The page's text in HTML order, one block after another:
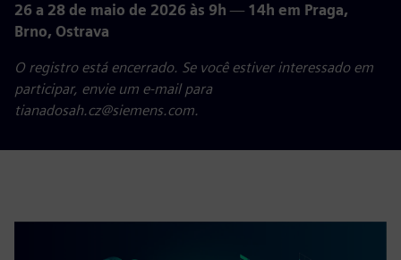
26 a 28 de maio de 2026 às 9h— 14h em Praga,
Brno, Ostrava
O registro está encerrado. Se você estiver interessado em
participar, envie um e-mail para
tianadosah.cz@siemens.com.